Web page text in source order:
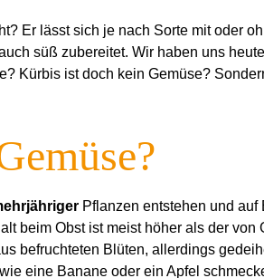
Er lässt sich je nach Sorte mit oder
süß zubereitet. Wir haben uns
Kürbis ist doch kein Gemüse?
Pflanzen entstehen und auf
beim Obst ist meist höher als der von
befruchteten Blüten, allerdings
eine Banane oder ein Apfel